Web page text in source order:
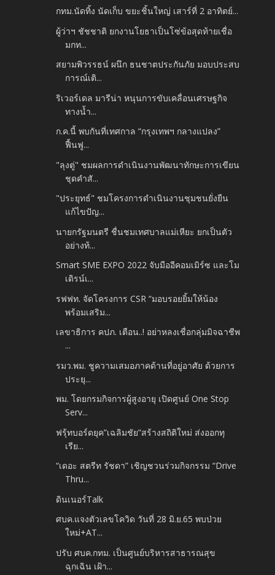
กทม.นัดทิ้ง นัดเก็บ ขยะชิ้นใหญ่ เสาร์ที่ 2 อาทิตย์...
ผู้ว่าฯ ชัชชาติ ยกงานโยธาเป็นโซ่ข้อสุดท้ายเชื่อ
มกท...
สยามพิวรรธน์ ผนึก ธนชาตประกันภัย มอบประสบ
การณ์เติ...
ริเวอร์เดล มารีน่า หนุนการขับเคลื่อนเศรษฐกิจ
ทางน้ำ...
ก.ค.นี้ พบกันที่เทศกาล “กรุงเทพฯ กลางแปลง”
ฟื้นฟู...
"ลุงตู่" ชมผลการดำเนินงานพัฒนาทักษะการเขียน
ชุดคำสั...
"ประยุทธ์" ชมโครงการดำเนินงานชุมชนยั่งยืน
แก้ไขปัญ...
นายกรัฐมนตรี ชื่นชมเทศบาลแม่เหียะ ยกเป็นตัว
อย่างท้...
Smart SME EXPO 2022 จับมืออีคอมเมิร์ซ และโม
เดิรน์เ...
รฟฟท. จัดโครงการ CSR “มอบรอยยิ้มให้น้อง
พร้อมเสริม...
เลขาธิการ คปภ. เตือน..! อย่าหลงเชื่อกลุ่มมิจฉาชีพ
...
รมว.พม. ชูความเสมอภาคด้านที่อยู่อาศัย ด้วยการ
ประยุ...
พม. โดยกรมกิจการผู้สูงอายุ เปิดศูนย์ One Stop
Serv...
ฟรุ้ทบอร์ดยุค”เฉลิมชัย”สร้างสถิติใหม่ ส่งออกทุ
เรีย...
“เดอะ สตรีท รัชดา” เชิญชวนร่วมกิจกรรม “Drive
Thru...
ดินเนอร์Talk
ศบค.แจงตัวเลขโควิด วันที่ 28 มิ.ย.65 พบป่วย
ใหม่+AT...
ปรับ ศบค.กทม. เป็นศูนย์บริหารสาธารณสุข
ฉุกเฉิน เฝ้า...